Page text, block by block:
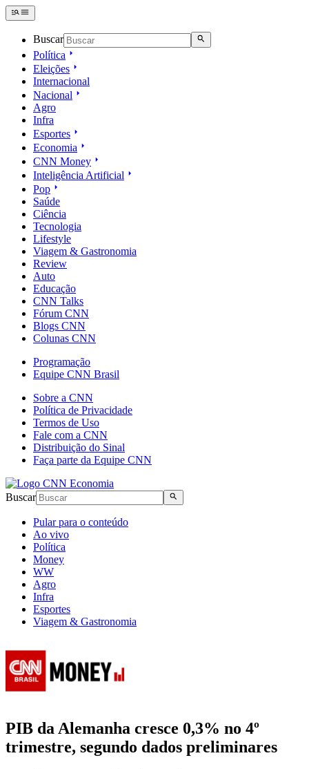
Buscar
Política
Eleições
Internacional
Nacional
Agro
Infra
Esportes
Economia
CNN Money
Inteligência Artificial
Pop
Saúde
Ciência
Tecnologia
Lifestyle
Viagem & Gastronomia
Review
Auto
Educação
CNN Talks
Fórum CNN
Blogs CNN
Colunas CNN
Programação
Equipe CNN Brasil
Sobre a CNN
Política de Privacidade
Termos de Uso
Fale com a CNN
Distribuição do Sinal
Faça parte da Equipe CNN
Buscar
Pular para o conteúdo
Ao vivo
Política
Money
WW
Agro
Infra
Esportes
Viagem & Gastronomia
PIB da Alemanha cresce 0,3% no 4º
trimestre, segundo dados preliminares